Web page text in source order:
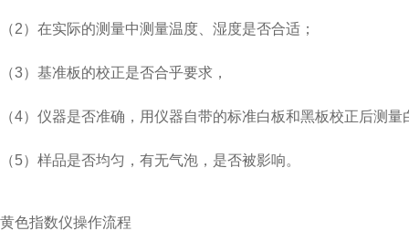
（2）在实际的测量中测量温度、湿度是否合适；
（3）基准板的校正是否合乎要求，
（4）仪器是否准确，用仪器自带的标准白板和黑板校正后测
（5）样品是否均匀，有无气泡，是否被影响。
黄色指数仪操作流程